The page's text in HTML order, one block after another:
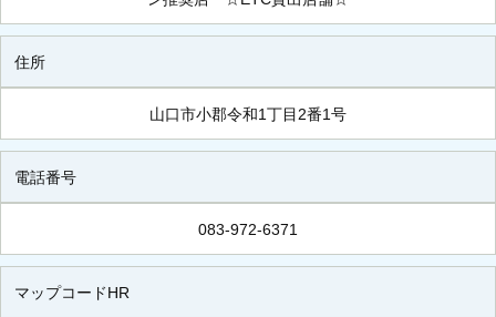
住所
山口市小郡令和1丁目2番1号
電話番号
083-972-6371
マップコードHR